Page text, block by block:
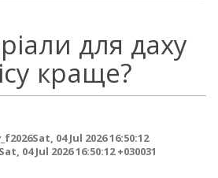
для даху
краще?
04 Jul 2026 16:50:12
04 Jul 2026 16:50:12 +030031